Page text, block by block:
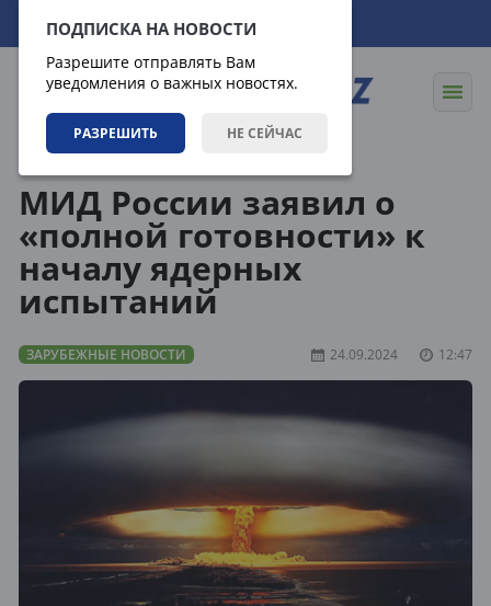
ПОДПИСКА НА НОВОСТИ
Разрешите отправлять Вам
уведомления о важных новостях.
РАЗРЕШИТЬ НЕ СЕЙЧАС
09.08.2026 13:45:28
МИД России заявил о
«полной готовности» к
началу ядерных
испытаний
ЗАРУБЕЖНЫЕ НОВОСТИ 24.09.2024 12:47